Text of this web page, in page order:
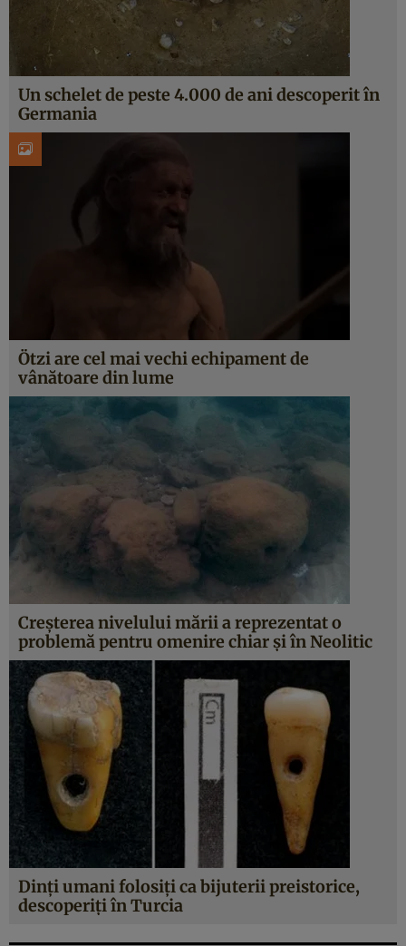
Un schelet de peste 4.000 de ani descoperit în
Germania
Ötzi are cel mai vechi echipament de
vânătoare din lume
Creşterea nivelului mării a reprezentat o
problemă pentru omenire chiar şi în Neolitic
Dinţi umani folosiţi ca bijuterii preistorice,
descoperiţi în Turcia